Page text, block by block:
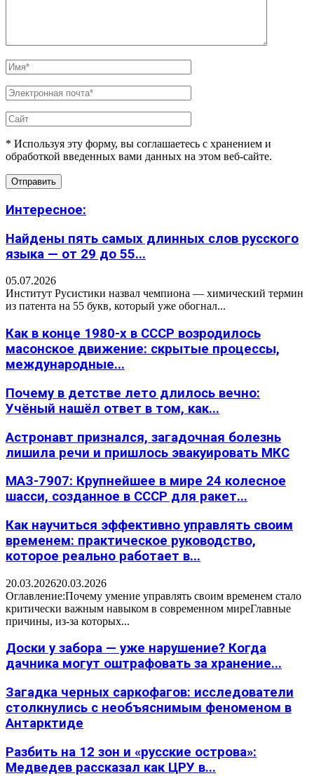
* Используя эту форму, вы соглашаетесь с хранением и
обработкой введенных вами данных на этом веб-сайте.
Интересное:
Найдены пять самых длинных слов русского
языка — от 29 до 55...
05.07.2026
Институт Русистики назвал чемпиона — химический термин
из патента на 55 букв, который уже обогнал...
Как в конце 1980-х в СССР возродилось
масонское движение: скрытые процессы,
международные...
Почему в детстве лето длилось вечно:
Учёный нашёл ответ в том, как...
Астронавт признался, загадочная болезнь
лишила речи и пришлось эвакуировать МКС
МАЗ-7907: Крупнейшее в мире 24 колесное
шасси, созданное в СССР для ракет...
Как научиться эффективно управлять своим
временем: практическое руководство,
которое реально работает в...
20.03.202620.03.2026
Оглавление:Почему умение управлять своим временем стало
критически важным навыком в современном миреГлавные
причины, из-за которых...
Доски у забора — уже нарушение? Когда
дачника могут оштрафовать за хранение...
Загадка черных саркофагов: исследователи
столкнулись с необъяснимым феноменом в
Антарктиде
Разбить на 12 зон и «русские острова»:
Медведев рассказал как ЦРУ в...